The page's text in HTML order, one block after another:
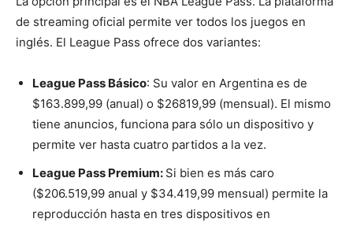
de streaming oficial permite ver todos los juegos en
inglés. El League Pass ofrece dos variantes:
League Pass Básico: Su valor en Argentina es de
$163.899,99 (anual) o $26819,99 (mensual). El mismo
tiene anuncios, funciona para sólo un dispositivo y
permite ver hasta cuatro partidos a la vez.
League Pass Premium: Si bien es más caro
($206.519,99 anual y $34.419,99 mensual) permite la
reproducción hasta en tres dispositivos en